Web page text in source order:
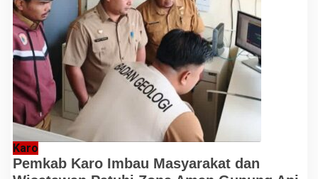
Karo
Pemkab Karo Imbau Masyarakat dan